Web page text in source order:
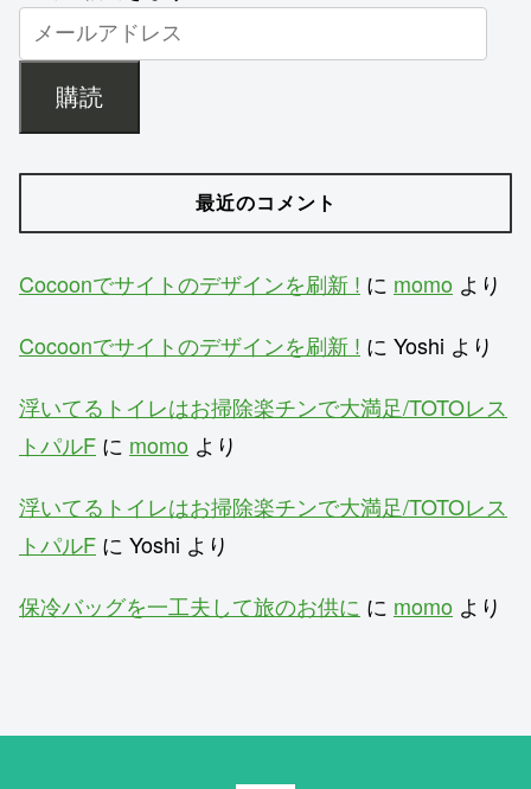
購読
最近のコメント
Cocoonでサイトのデザインを刷新 ! に momo より
Cocoonでサイトのデザインを刷新 ! に Yoshi より
浮いてるトイレはお掃除楽チンで大満足/TOTOレス
トパルF に momo より
浮いてるトイレはお掃除楽チンで大満足/TOTOレス
トパルF に Yoshi より
保冷バッグを一工夫して旅のお供に に momo より